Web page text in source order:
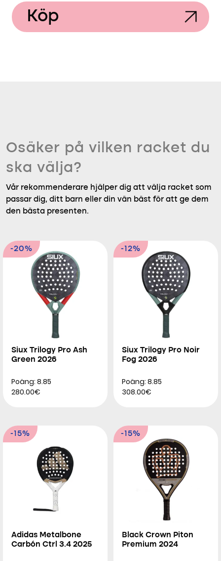
Köp
Osäker på vilken racket du
ska välja?
Vår rekommenderare hjälper dig att välja racket som
passar dig, ditt barn eller din vän bäst för att ge dem
den bästa presenten.
-20%
Siux Trilogy Pro Ash
Green 2026
Poäng: 8.85
280.00€
-12%
Siux Trilogy Pro Noir
Fog 2026
Poäng: 8.85
308.00€
-15%
Adidas Metalbone
Carbón Ctrl 3.4 2025
-15%
Black Crown Piton
Premium 2024